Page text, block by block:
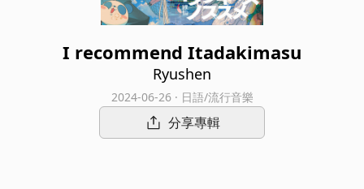
I recommend Itadakimasu
Ryushen
2024-06-26 · 日語/流行音樂
分享專輯